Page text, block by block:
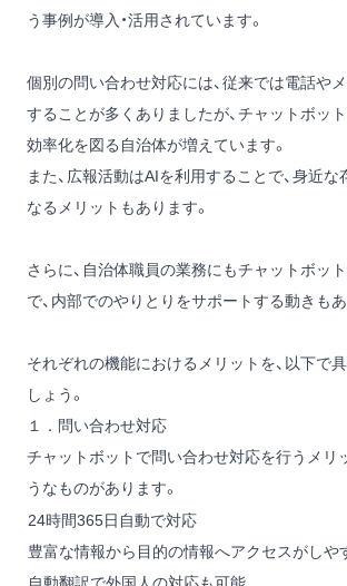
う事例が導入・活用されています。
個別の問い合わせ対応には、従来では電話や
することが多くありましたが、チャットボッ
効率化を図る自治体が増えています。
また、広報活動はAIを利用することで、身近な
なるメリットもあります。
さらに、自治体職員の業務にもチャットボッ
で、内部でのやりとりをサポートする動きもあ
それぞれの機能におけるメリットを、以下で
しょう。
１．問い合わせ対応
チャットボットで問い合わせ対応を行うメリ
うなものがあります。
24時間365日自動で対応
豊富な情報から目的の情報へアクセスがしや